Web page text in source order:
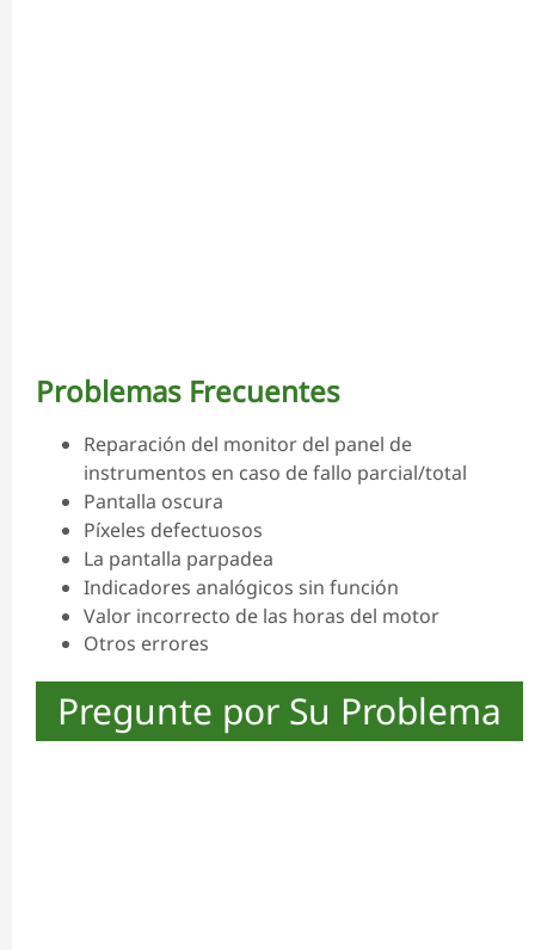
Problemas Frecuentes
Reparación del monitor del panel de
instrumentos en caso de fallo parcial/total
Pantalla oscura
Píxeles defectuosos
La pantalla parpadea
Indicadores analógicos sin función
Valor incorrecto de las horas del motor
Otros errores
Pregunte por Su Problema